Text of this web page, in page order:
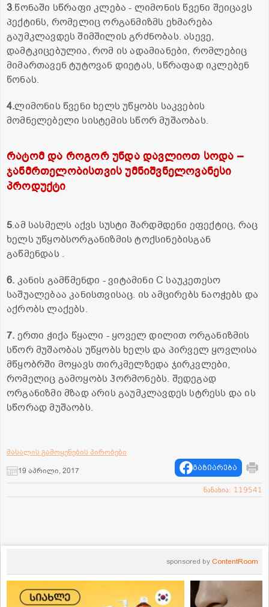
3.წონაში სწრაფი კლება - ლიმონის წვენი შეიცავს
პექტინს, რომელიც ორგანმიზმს ეხმარება
გაუმკლავდეს შიმშილის გრძნობას. ასევე,
დამტკიცებულია, რომ ის ადამიანები, რომლებიც
მიმართავენ ტუტოვან დიეტას, სწრაფად იკლებენ
წონას.
4.ლიმონის წვენი ხელს უწყობს საკვების
მომნელებელი სისტემის სწორ მუშაობას.
რატომ და როგორ უნდა დავლიოთ სოდა –
ჯანმრთელობისთვის უმნიშვნელოვანესი
პროდუქტი
5.ამ სასმელს აქვს სუსტი შარდმდენი ეფექტიც, რაც
ხელს უწყობსორგანიზმის ტოქსინებისგან
გაწმენდას .
6. კანის გამწმენდი - ვიტამინი С საუკეთესო
საშუალებაა კანისთვისაც. ის ამცირებს ნაოჭებს და
აქრობს ლაქებს.
7. ერთი ჭიქა წყალი - ყოველ დილით ორგანიზმის
სწორ მუშაობას უწყობს ხელს და პირველ ყოვლისა
მწყობრში მოყავს თირკმელზედა ჯირკვლები,
რომელიც გამოყობს ჰორმონებს. შედეგად
ორგანიზმი მზად არის გაუმკლავდეს სტრესს და ის
სწორად მუშაობს.
მასალის გამოყენების პირობები
19 აპრილი, 2017
გაზიარება
ნანახია: 119541
sponsored by ContentRoom